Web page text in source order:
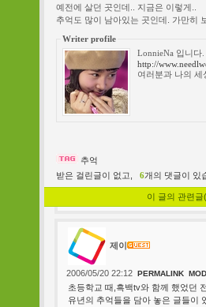
예전에 살던 곳인데.. 지금은 이렇게..
추억도 많이 남아있는 곳인데. 가만히
Writer profile
LonnieNa 입니다.
http://
여러분과 나의 세
추억
받은 걸린글이 없고,
6개의 댓글이 있
이 글의 관련
제이
2006/05/20 22:12 PERMALINK
초등학교 때,흑백tv와 함께 했었던
유년의 추억들을 담아 놓은 글들이